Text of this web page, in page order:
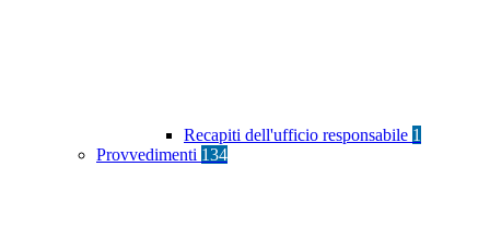
Recapiti dell'ufficio responsabile 1
Provvedimenti 134